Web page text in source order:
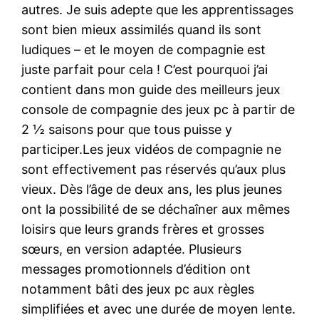
autres. Je suis adepte que les apprentissages
sont bien mieux assimilés quand ils sont
ludiques – et le moyen de compagnie est
juste parfait pour cela ! C’est pourquoi j’ai
contient dans mon guide des meilleurs jeux
console de compagnie des jeux pc à partir de
2 ½ saisons pour que tous puisse y
participer.Les jeux vidéos de compagnie ne
sont effectivement pas réservés qu’aux plus
vieux. Dès l’âge de deux ans, les plus jeunes
ont la possibilité de se déchaîner aux mêmes
loisirs que leurs grands frères et grosses
sœurs, en version adaptée. Plusieurs
messages promotionnels d’édition ont
notamment bâti des jeux pc aux règles
simplifiées et avec une durée de moyen lente.